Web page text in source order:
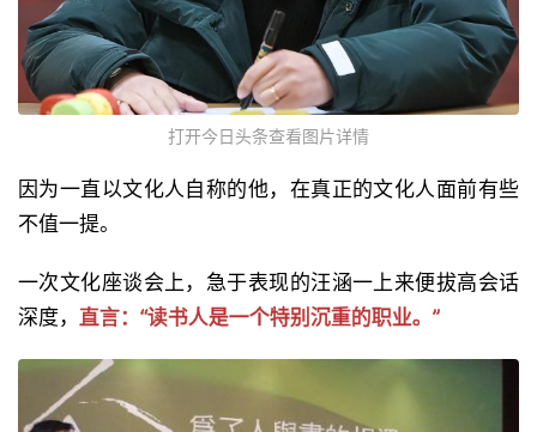
打开今日头条查看图片详情
因为一直以文化人自称的他，在真正的文化人面前有些
不值一提。
一次文化座谈会上，急于表现的汪涵一上来便拔高会话
深度， 直言：“读书人是一个特别沉重的职业。”